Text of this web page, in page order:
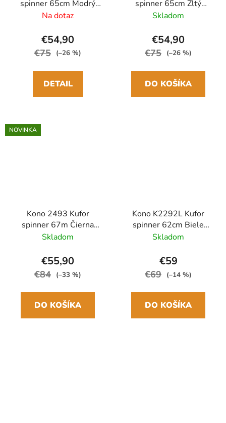
spinner 65cm Modrý
ABS/Polykarbonát
Na dotaz
€54,90
€75 (–26 %)
DETAIL
spinner 65cm Žltý
ABS/Polykarbonát
Skladom
€54,90
€75 (–26 %)
DO KOŠÍKA
NOVINKA
Kono 2493 Kufor
spinner 67m Čierna
ABS/Polykarbonát
Skladom
€55,90
€84 (–33 %)
DO KOŠÍKA
Kono K2292L Kufor
spinner 62cm Biele
ABS
Skladom
€59
€69 (–14 %)
DO KOŠÍKA